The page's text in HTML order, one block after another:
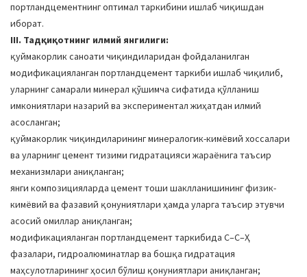
портландцементнинг оптимал таркибини ишлаб чиқишдан
иборат.
III. Тадқиқотнинг илмий янгилиги:
қуймакорлик саноати чиқиндиларидан фойдаланилган
модификацияланган портландцемент таркиби ишлаб чиқилиб,
уларнинг самарали минерал қўшимча сифатида қўлланиш
имкониятлари назарий ва экспериментал жиҳатдан илмий
асосланган;
қуймакорлик чиқиндиларининг минералогик-кимёвий хоссалари
ва уларнинг цемент тизими гидратацияси жараёнига таъсир
механизмлари аниқланган;
янги композицияларда цемент тоши шаклланишининг физик-
кимёвий ва фазавий қонуниятлари ҳамда уларга таъсир этувчи
асосий омиллар аниқланган;
модификацияланган портландцемент таркибида C–С–Ҳ
фазалари, гидроалюминатлар ва бошқа гидратация
маҳсулотларининг ҳосил бўлиш қонуниятлари аниқланган;